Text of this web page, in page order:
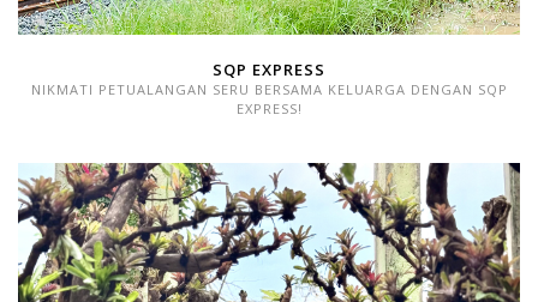
SQP EXPRESS
NIKMATI PETUALANGAN SERU BERSAMA KELUARGA DENGAN SQP
EXPRESS!